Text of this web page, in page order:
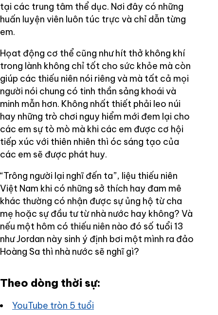
tại các trung tâm thể dục. Nơi đây có những
huấn luyện viên luôn túc trực và chỉ dẫn từng
em.
Họat động cơ thể cũng như hít thở không khí
trong lành không chỉ tốt cho sức khỏe mà còn
giúp các thiếu niên nói riêng và mà tất cả mọi
người nói chung có tinh thần sảng khoái và
minh mẫn hơn. Không nhất thiết phải leo núi
hay những trò chơi nguy hiểm mới đem lại cho
các em sự tò mò mà khi các em được cơ hội
tiếp xúc với thiên nhiên thì óc sáng tạo của
các em sẽ được phát huy.
“Trông người lại nghĩ đến ta”, liệu thiếu niên
Việt Nam khi có những sở thích hay đam mê
khác thường có nhận được sự ủng hộ từ cha
mẹ hoặc sự đầu tư từ nhà nước hay không? Và
nếu một hôm có thiếu niên nào đó số tuổi 13
như Jordan này sinh ý định bơi một mình ra đảo
Hoàng Sa thì nhà nước sẽ nghĩ gì?
Theo dòng thời sự:
YouTube tròn 5 tuổi